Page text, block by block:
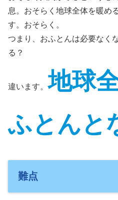
息。おそらく地球全体を暖め
す。おそらく。
つまり、おふとんは必要なく
る？
違います。地球
ふとんと
難点